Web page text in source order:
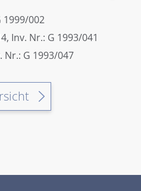
1999/002
Inv. Nr.: G 1993/041
Nr.: G 1993/047